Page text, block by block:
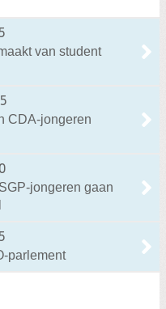
van student
CDA-jongeren
jongeren gaan
parlement